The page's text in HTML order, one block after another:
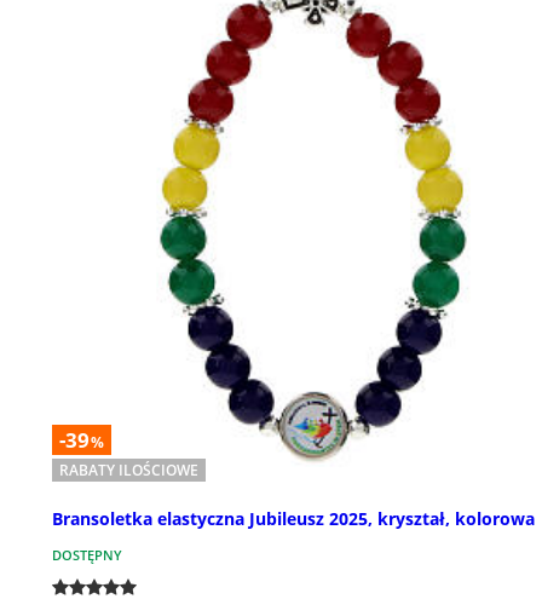
-39%
RABATY ILOŚCIOWE
Bransoletka elastyczna Jubileusz 2025, kryształ, kolorowa
DOSTĘPNY